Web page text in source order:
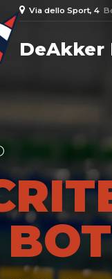
Via dello Sport, 4
DeAkker